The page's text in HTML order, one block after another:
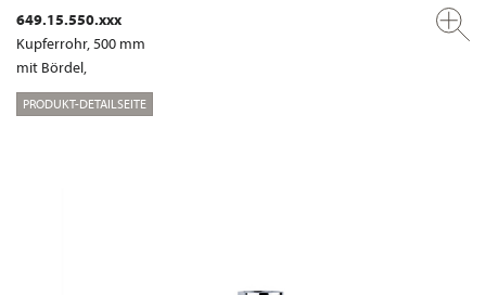
649.15.550.xxx
Kupferrohr, 500 mm
mit Bördel,
PRODUKT-DETAILSEITE